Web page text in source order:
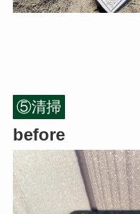
⑤清掃
before